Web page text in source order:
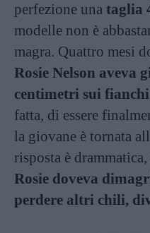
perfezione una taglia
modelle non è
magra. Quattro mesi
Rosie Nelson aveva
centimetri sui
fatta, di essere
la giovane è tornata
risposta è
Rosie doveva
perdere altri chili,